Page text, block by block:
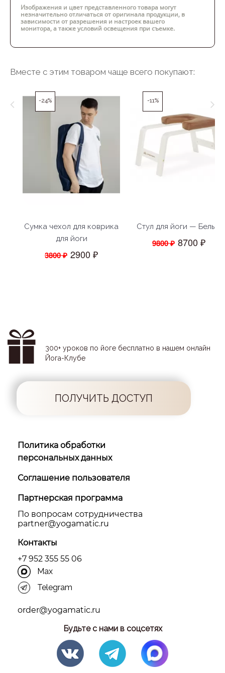
Изображения и цвет представленного товара могут
незначительно отличаться от оригинала продукции, в
зависимости от разрешения и настроек вашего
монитора, а также условий освещения при съемке.
Вместе с этим товаром чаще всего покупают:
-24%
Сумка чехол для коврика
для йоги
3800 ₽ 2900 ₽
-11%
Стул для йоги — Белый
9800 ₽ 8700 ₽
300+ уроков по йоге бесплатно в нашем онлайн
Йога-Клубе
ПОЛУЧИТЬ ДОСТУП
Политика обработки
персональных данных
Соглашение пользователя
Партнерская программа
По вопросам сотрудничества
partner@yоgamatic.ru
Контакты
+7 952 355 55 06
Max
Telegram
order@yogamatic.ru
Будьте с нами в соцсетях